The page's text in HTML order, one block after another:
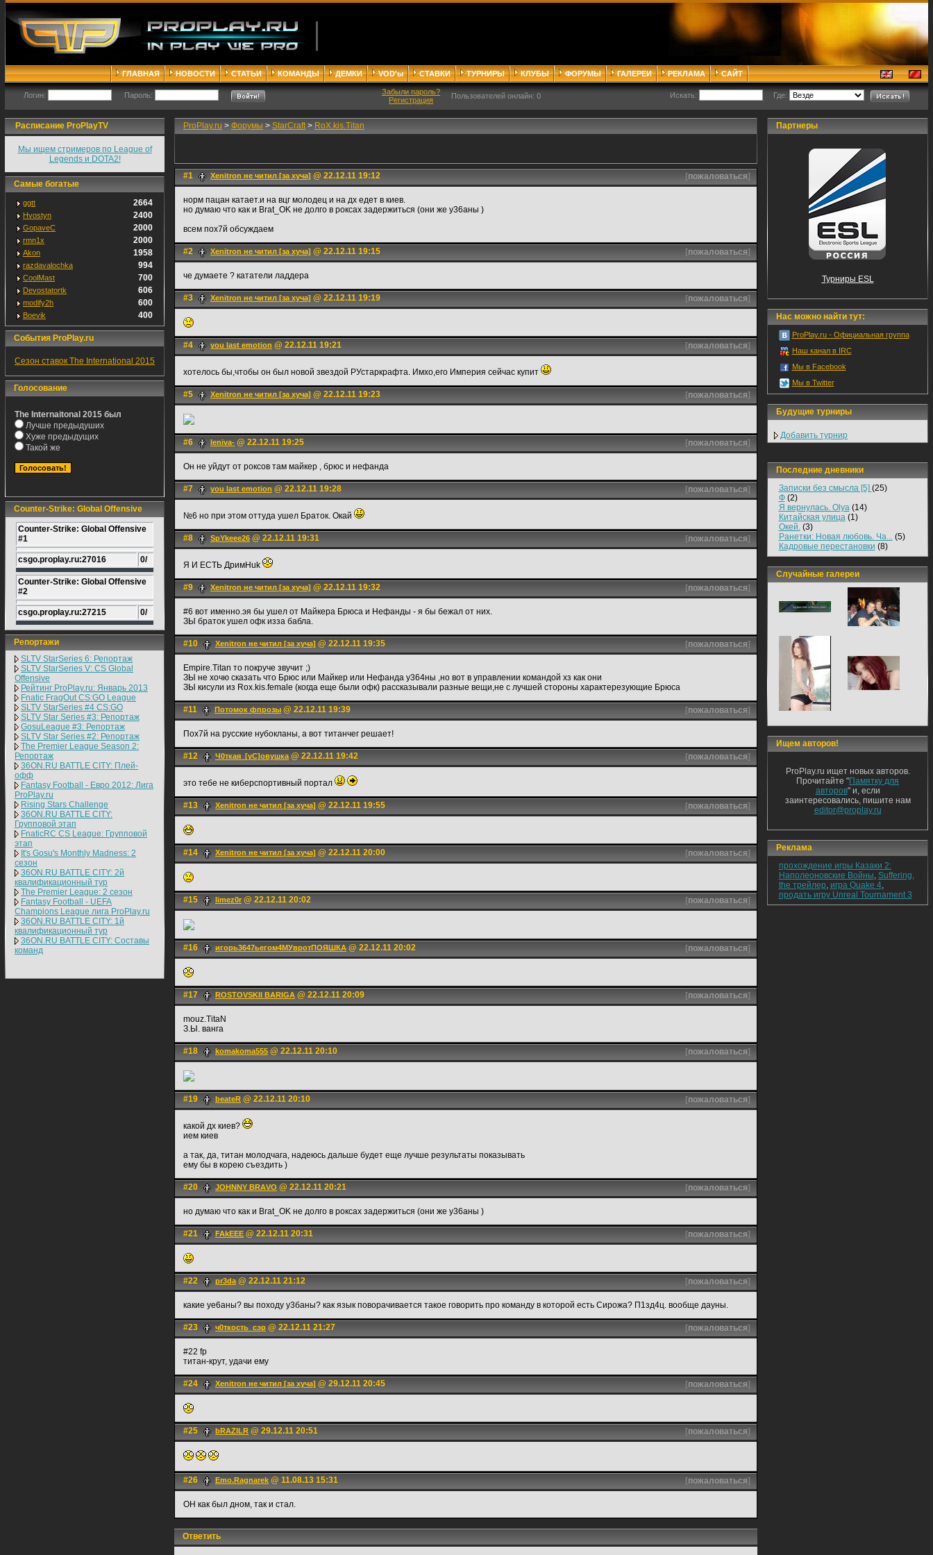
ГЛАВНАЯ НОВОСТИ СТАТЬИ КОМАНДЫ ДЕМКИ VOD'ы СТАВКИ ТУРНИРЫ КЛУБЫ ФОРУМЫ ГАЛЕРЕИ РЕКЛАМА САЙТ
Логин: Пароль:
Забыли пароль?
Регистрация
Пользователей онлайн: 0 Искать: Где:
Расписание ProPlayTV
Мы ищем стримеров по League of
Legends и DOTA2!
Самые богатые
ggtt 2664
Hvostyn 2400
GopaveC 2000
rmn1x 2000
Akon 1958
razdavalochka 994
CoolMast 700
Devostatortk 606
modify2h 600
Boevik 400
События ProPlay.ru
Сезон ставок The International 2015
Голосование
The Internaitonal 2015 был
Лучше предыдуших
Хуже предыдущих
Такой же
Counter-Strike: Global Offensive
Counter-Strike: Global Offensive
#1
csgo.proplay.ru:27016 0/
Counter-Strike: Global Offensive
#2
csgo.proplay.ru:27215 0/
Репортажи
SLTV StarSeries 6: Репортаж
SLTV StarSeries V: CS Global
Offensive
Рейтинг ProPlay.ru: Январь 2013
Fnatic FragOut CS:GO League
SLTV StarSeries #4 CS:GO
SLTV Star Series #3: Репортаж
GosuLeague #3: Репортаж
SLTV Star Series #2: Репортаж
The Premier League Season 2:
Репортаж
36ON.RU BATTLE CITY: Плей-
офф
Fantasy Football - Евро 2012: Лига
ProPlay.ru
Rising Stars Challenge
36ON.RU BATTLE CITY:
Групповой этап
FnaticRC CS League: Групповой
этап
It's Gosu's Monthly Madness: 2
сезон
36ON.RU BATTLE CITY: 2й
квалификационный тур
The Premier League: 2 cезон
Fantasy Football - UEFA
Champions League лига ProPlay.ru
36ON.RU BATTLE CITY: 1й
квалификационный тур
36ON.RU BATTLE CITY: Составы
команд
ProPlay.ru > Форумы > StarCraft> RoX.kis.Titan
#1 Xenitron не читил [за хуча] @ 22.12.11 19:12 [пожаловаться]
норм пацан катает.и на вцг молодец и на дх едет в киев.
но думаю что как и Brat_OK не долго в роксах задержиться (они же у36аны )
всем пох7й обсуждаем
#2 Xenitron не читил [за хуча] @ 22.12.11 19:15 [пожаловаться]
че думаете ? кататели ладдера
#3 Xenitron не читил [за хуча] @ 22.12.11 19:19 [пожаловаться]
#4 you last emotion @ 22.12.11 19:21 [пожаловаться]
хотелось бы,чтобы он был новой звездой РУстаркрафта. Имхо,его Империя сейчас купит
#5 Xenitron не читил [за хуча] @ 22.12.11 19:23 [пожаловаться]
#6 leniva- @ 22.12.11 19:25 [пожаловаться]
Он не уйдут от роксов там майкер , брюс и нефанда
#7 you last emotion @ 22.12.11 19:28 [пожаловаться]
№6 но при этом оттуда ушел Браток. Окай
#8 SpYkeee26 @ 22.12.11 19:31 [пожаловаться]
Я И ЕСТЬ ДримHuk
#9 Xenitron не читил [за хуча] @ 22.12.11 19:32 [пожаловаться]
#6 вот именно.эя бы ушел от Майкера Брюса и Нефанды - я бы бежал от них.
ЗЫ браток ушел офк изза бабла.
#10 Xenitron не читил [за хуча] @ 22.12.11 19:35 [пожаловаться]
Empire.Titan то покруче звучит ;)
ЗЫ не хочю сказать что Брюс или Майкер или Нефанда у364ны ,но вот в управлении командой хз как они
ЗЫ кисули из Rox.kis.female (когда еще были офк) рассказывали разные вещи,не с лучшей стороны характерезующие Брюса
#11 Потомок фпрозы @ 22.12.11 19:39 [пожаловаться]
Пох7й на русские нубокланы, а вот титанчег решает!
#12 Ч0ткая_[уС]овушка@ 22.12.11 19:42 [пожаловаться]
это тебе не киберспортивный портал
#13 Xenitron не читил [за хуча] @ 22.12.11 19:55 [пожаловаться]
#14 Xenitron не читил [за хуча] @ 22.12.11 20:00 [пожаловаться]
#15 limez0r @ 22.12.11 20:02 [пожаловаться]
#16 игорь3647ьегом4МУвротПОЯШКА @ 22.12.11 20:02 [пожаловаться]
#17 ROSTOVSKII BARIGA @ 22.12.11 20:09 [пожаловаться]
mouz.TitaN
З.Ы. ванга
#18 komakoma555 @ 22.12.11 20:10 [пожаловаться]
#19 beateR @ 22.12.11 20:10 [пожаловаться]
какой дх киев?
ием киев
а так, да, титан молодчага, надеюсь дальше будет еще лучше результаты показывать
ему бы в корею съездить )
#20 JOHNNY BRАVO @ 22.12.11 20:21 [пожаловаться]
но думаю что как и Brat_OK не долго в роксах задержиться (они же у36аны )
#21 FAkEEE @ 22.12.11 20:31 [пожаловаться]
#22 pr3da@ 22.12.11 21:12 [пожаловаться]
какие уе6аны? вы походу у3баны? как язык поворачивается такое говорить про команду в которой есть Сирожа? П1зд4ц. вообще дауны.
#23 ч0ткость_сэр @ 22.12.11 21:27 [пожаловаться]
#22 fp
титан-крут, удачи ему
#24 Xenitron не читил [за хуча] @ 29.12.11 20:45 [пожаловаться]
#25 bRAZILR @ 29.12.11 20:51 [пожаловаться]
#26 Emo.Ragnarek @ 11.08.13 15:31 [пожаловаться]
ОН как был дном, так и стал.
Ответить
Партнеры
Турниры ESL
Нас можно найти тут:
ProPlay.ru - Официальная группа
Наш канал в IRC
Мы в Facebook
Мы в Twitter
Будущие турниры
Добавить турнир
Последние дневники
Записки без смысла [5] (25)
Ф(2)
Я вернулась. Olya(14)
Китайская улица(1)
Окей.(3)
Ранетки: Новая любовь. Ча...(5)
Кадровые перестановки (8)
Случайные галереи
Ищем авторов!
ProPlay.ru ищет новых авторов.
Прочитайте "Памятку для
авторов" и, если
заинтересовались, пишите нам
editor@proplay.ru
Реклама
прохождение игры Казаки 2:
Наполеоновские Войны, Suffering,
the трейлер, игра Quake 4,
продать игру Unreal Tournament 3